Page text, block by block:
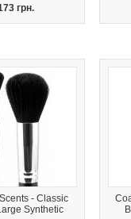
грн.
- Classic
Synthetic